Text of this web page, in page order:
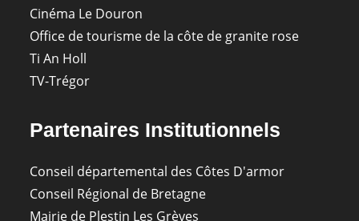
Cinéma Le Douron
Office de tourisme de la côte de granite rose
Ti An Holl
TV-Trégor
Partenaires Institutionnels
Conseil départemental des Côtes D'armor
Conseil Régional de Bretagne
Mairie de Plestin Les Grèves